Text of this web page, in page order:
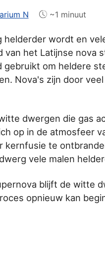
N ~1 minuut
helderder wordt en
van het Latijnse nova
gebruikt om heldere
Nova's zijn door
dwergen die gas
op in de atmosfeer
te
vele malen
blijft de witte
opnieuw kan